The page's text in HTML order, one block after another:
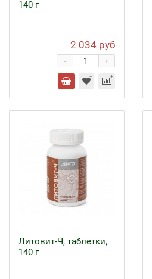
140 г
2 034 руб
+
-
Литовит-Ч, таблетки,
140 г